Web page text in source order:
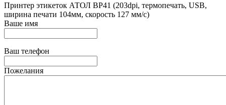
Принтер этикеток АТОЛ BP41 (203dpi, термопечать, USB,
ширина печати 104мм, скорость 127 мм/с)
Ваше имя
Ваш телефон
Пожелания